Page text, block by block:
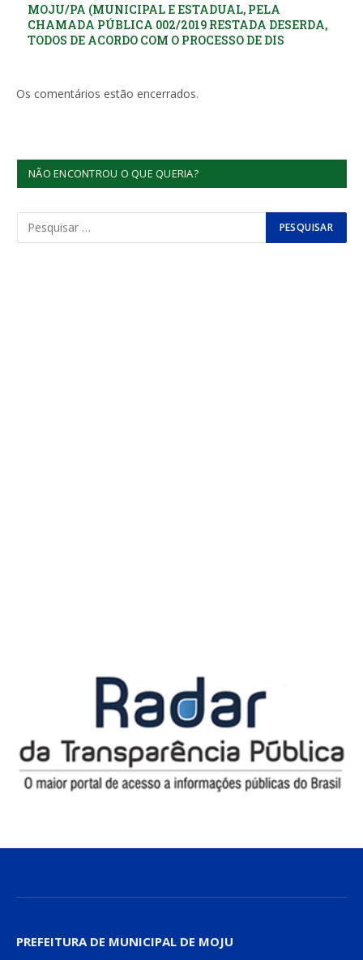
MOJU/PA (MUNICIPAL E ESTADUAL, PELA
CHAMADA PÚBLICA 002/2019 RESTADA DESERDA,
TODOS DE ACORDO COM O PROCESSO DE DIS
Os comentários estão encerrados.
NÃO ENCONTROU O QUE QUERIA?
PREFEITURA DE MUNICIPAL DE MOJU